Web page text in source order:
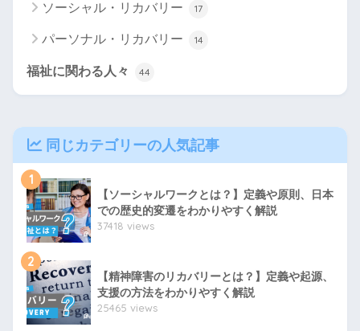
ソーシャル・リカバリー 17
パーソナル・リカバリー 14
福祉に関わる人々 44
同じカテゴリーの人気記事
1
【ソーシャルワークとは？】定義や原則、日本
での歴史的変遷をわかりやすく解説
37418 views
2
【精神障害のリカバリーとは？】定義や起源、
支援の方法をわかりやすく解説
25465 views